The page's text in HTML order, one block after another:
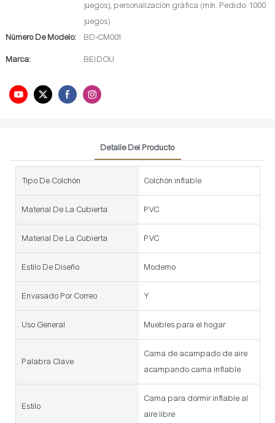
juegos), personalización gráfica (mín. Pedido: 1000
juegos)
Número De Modelo:
BD-CM001
Marca: BEIDOU
Detalle Del Producto
Tipo De Colchón Colchón inflable
Material De La Cubierta PVC
Material De La Cubierta PVC
Estilo De Diseño Moderno
Envasado Por Correo Y
Uso General Muebles para el hogar
Palabra Clave
Cama de acampado de aire
acampando cama inflable
Estilo
Cama para dormir inflable al
aire libre